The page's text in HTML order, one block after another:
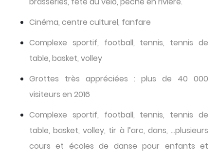
Cinéma, centre culturel, fanfare
Complexe sportif, football, tennis, tennis de
table, basket, volley
Grottes très appréciées : plus de 40 000
visiteurs en 2016
Complexe sportif, football, tennis, tennis de
table, basket, volley, tir à l’arc, dans, …plusieurs
cours et écoles de danse pour enfants et